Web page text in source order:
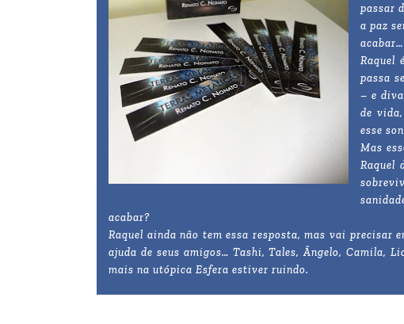
passar
a paz
acabar…
Raquel
passa
– e
de
esse
Mas
Raquel
acabar?
Raquel ainda não tem essa resposta, mas vai precisar
ajuda de seus amigos… Tashi, Tales, Ângelo, Camila,
mais na utópica Esfera estiver ruindo.